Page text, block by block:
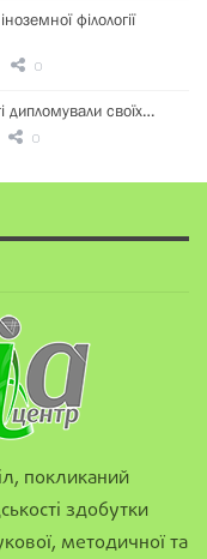
філології
0
дипломували своїх…
0
покликаний
здобутки
методичної та